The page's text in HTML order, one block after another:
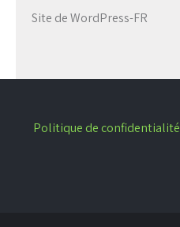
Site de WordPress-FR
Politique de confidentialité